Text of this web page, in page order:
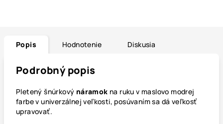
Popis Hodnotenie Diskusia
Podrobný popis
Pletený šnúrkový náramok na ruku v maslovo modrej
farbe v univerzálnej veľkosti, posúvaním sa dá veľkosť
upravovať.